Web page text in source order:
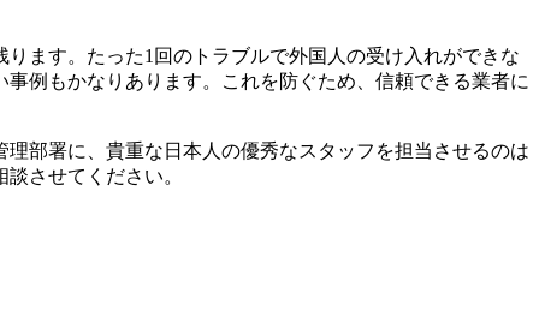
ます。たった1回のトラブルで外国人の受け入れができな
例もかなりあります。これを防ぐため、信頼できる業者に
部署に、貴重な日本人の優秀なスタッフを担当させるのは
させてください。